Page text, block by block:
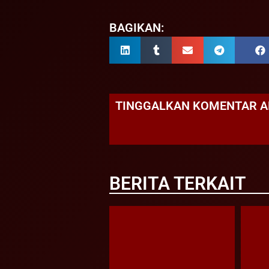
BAGIKAN:
TINGGALKAN KOMENTAR
BERITA TERKAIT